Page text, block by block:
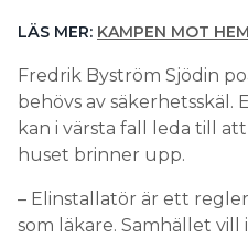
LÄS MER: KAMPEN MOT
Fredrik Byström Sjödin
behövs av säkerhetsskäl.
kan i värsta fall leda till
huset brinner upp.
– Elinstallatör är ett
som läkare. Samhället